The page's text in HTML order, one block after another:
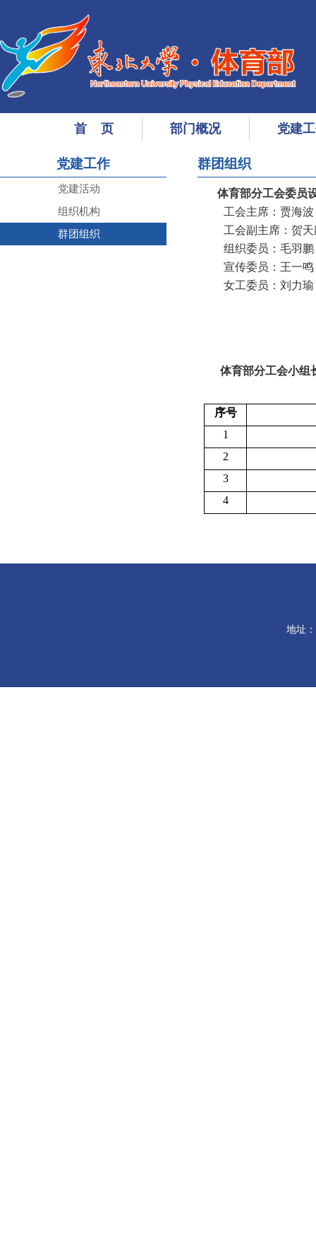
首 页 部门概况 党建
党建工作
党建活动
组织机构
群团组织
群团组织
体育部分工会委员
工会主席：贾海波
工会副主席：贺天
组织委员：毛羽鹏
宣传委员：王一鸣
女工委员：刘力瑜
体育部分工会小组
序号
1
2
3
4
地址